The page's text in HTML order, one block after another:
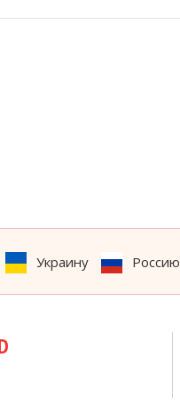
Украину Россию